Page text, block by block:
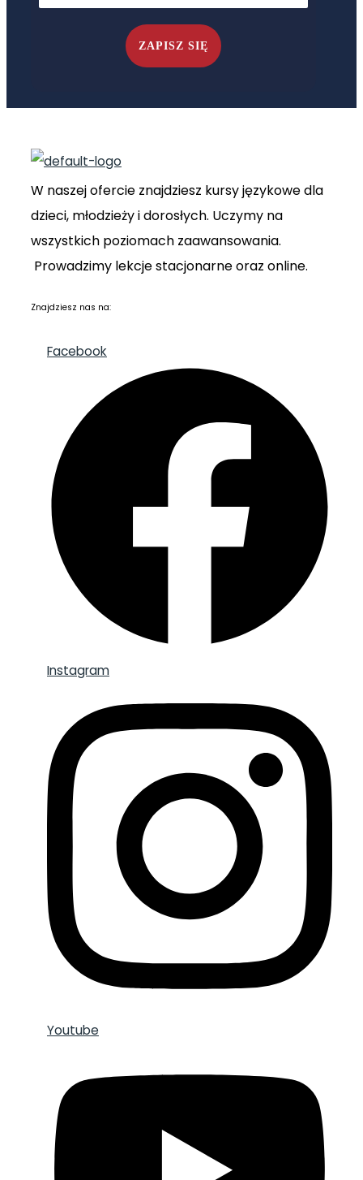
W naszej ofercie znajdziesz kursy językowe dla
dzieci, młodzieży i dorosłych. Uczymy na
wszystkich poziomach zaawansowania.
Prowadzimy lekcje stacjonarne oraz online.
Znajdziesz nas na:
Facebook
Instagram
Youtube